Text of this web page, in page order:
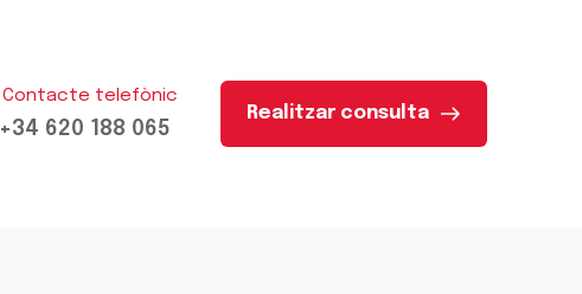
Contacte telefònic
+34 620 188 065
Realitzar consulta